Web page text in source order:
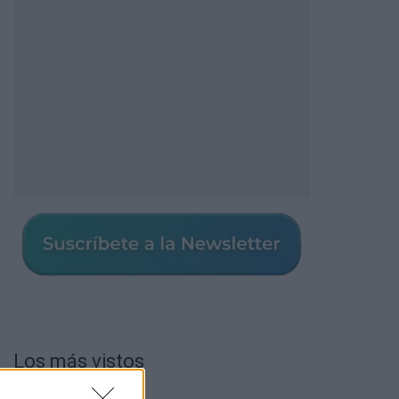
Los más vistos